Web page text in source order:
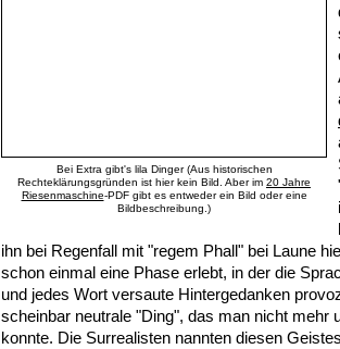
Bei Extra gibt's lila Dinger (Aus historischen
Rechteklärungsgründen ist hier kein Bild. Aber im 20 Jahre
Riesenmaschine-PDF gibt es entweder ein Bild oder eine
Bildbeschreibung.)
ihn bei Regenfall mit "regem Phall" bei Laune
schon einmal eine Phase erlebt, in der die
und jedes Wort versaute Hintergedanken
scheinbar neutrale "Ding", das man nicht mehr
konnte. Die Surrealisten nannten diesen